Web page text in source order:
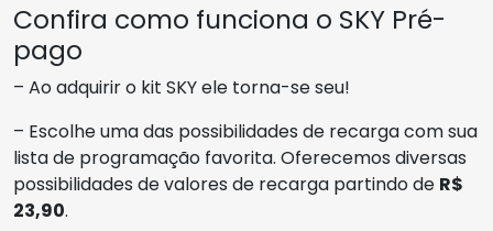
Confira como funciona o SKY Pré-
pago
– Ao adquirir o kit SKY ele torna-se seu!
– Escolhe uma das possibilidades de recarga com sua
lista de programação favorita. Oferecemos diversas
possibilidades de valores de recarga partindo de R$
23,90.